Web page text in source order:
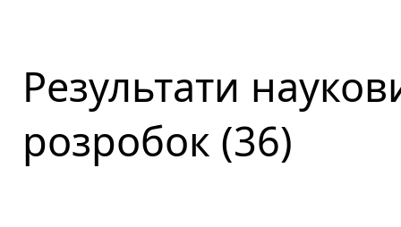
Результати
розробок (36)